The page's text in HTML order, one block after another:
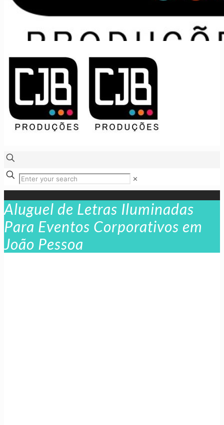
✕
Aluguel de Letras Iluminadas
Para Eventos Corporativos em
João Pessoa